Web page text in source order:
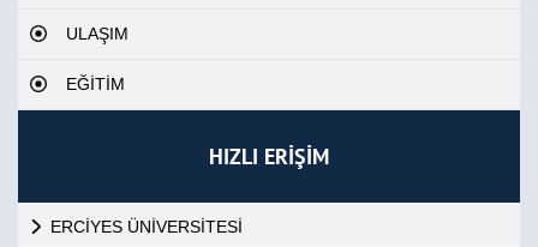
ULAŞIM
EĞİTİM
HIZLI ERİŞİM
ERCİYES ÜNİVERSİTESİ